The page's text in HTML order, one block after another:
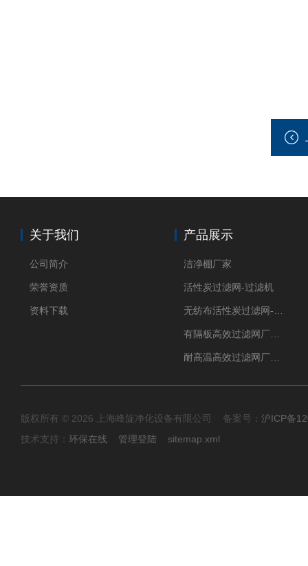
关于我们
公司简介
荣誉资质
资料下载
产品展示
洁净棚厂家
活性炭过滤网-过滤机
版权所有 © 2026 上海峰旋净化设备有限公司 备案号： 沪ICP备
技术支持： 环保在线 管理登陆 sitemap.xml